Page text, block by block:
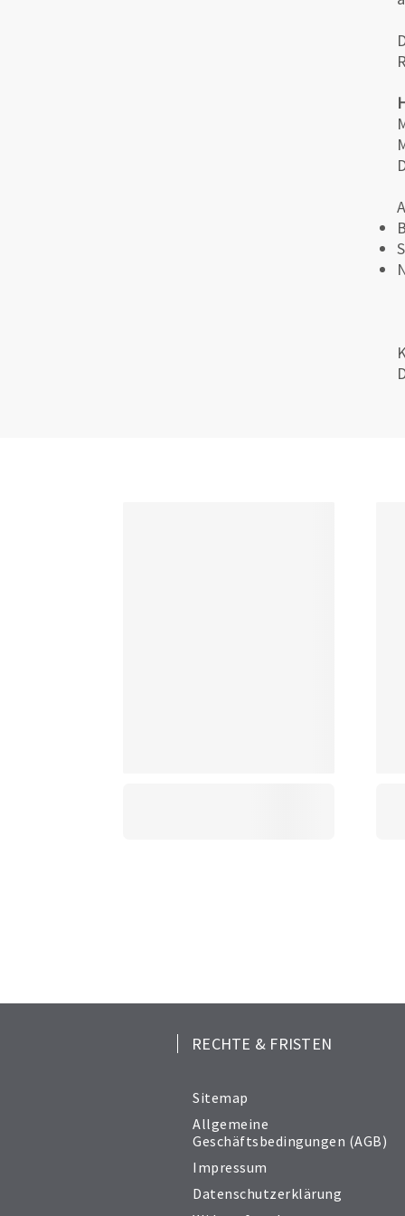
RECHTE & FRISTEN
Sitemap
Allgemeine
Geschäftsbedingungen (AGB)
Impressum
Datenschutzerklärung